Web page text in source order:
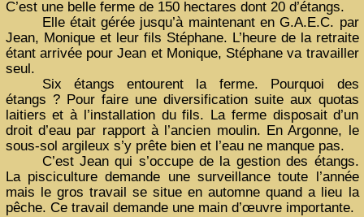
C’est une belle ferme de 150 hectares dont 20 d’étangs.
Elle était gérée jusqu’à maintenant en G.A.E.C. par
Jean, Monique et leur fils Stéphane. L’heure de la retraite
étant arrivée pour Jean et Monique, Stéphane va travailler
seul.
Six étangs entourent la ferme. Pourquoi des
étangs ? Pour faire une diversification suite aux quotas
laitiers et à l’installation du fils. La ferme disposait d’un
droit d’eau par rapport à l’ancien moulin. En Argonne, le
sous-sol argileux s’y prête bien et l’eau ne manque pas.
C’est Jean qui s’occupe de la gestion des étangs.
La pisciculture demande une surveillance toute l’année
mais le gros travail se situe en automne quand a lieu la
pêche. Ce travail demande une main d’œuvre importante.